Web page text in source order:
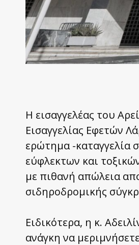
Η εισαγγελέας του
Εισαγγελίας Εφετών
ερώτημα -καταγγελία
εύφλεκτων και
με πιθανή απώλεια
σιδηροδρομικής
Ειδικότερα, η κ.
ανάγκη να